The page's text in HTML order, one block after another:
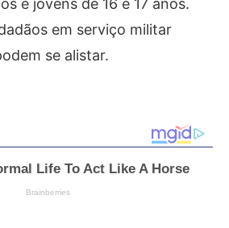
e jovens de 16 e 17 anos.
em serviço militar
se alistar.